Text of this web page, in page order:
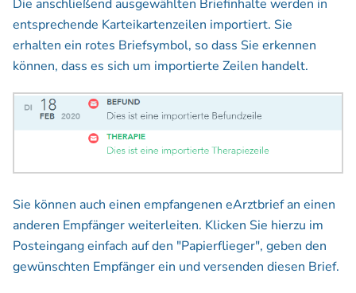
Die anschließend ausgewählten Briefinhalte werden in
entsprechende Karteikartenzeilen importiert. Sie
erhalten ein rotes Briefsymbol, so dass Sie erkennen
können, dass es sich um importierte Zeilen handelt.
Sie können auch einen empfangenen eArztbrief an einen
anderen Empfänger weiterleiten. Klicken Sie hierzu im
Posteingang einfach auf den "Papierflieger", geben den
gewünschten Empfänger ein und versenden diesen Brief.